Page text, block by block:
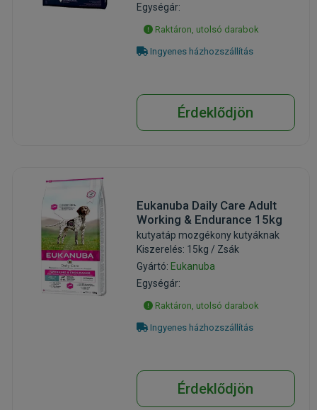
Egységár:
Raktáron, utolsó darabok
Ingyenes házhozszállítás
Érdeklődjön
Eukanuba Daily Care Adult
Working & Endurance 15kg
kutyatáp mozgékony kutyáknak
Kiszerelés: 15kg / Zsák
Gyártó: Eukanuba
Egységár:
Raktáron, utolsó darabok
Ingyenes házhozszállítás
Érdeklődjön